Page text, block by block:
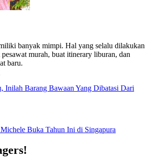
banyak mimpi. Hal yang selalu dilakukan
murah, buat itinerary liburan, dan
baru.
Inilah Barang Bawaan Yang Dibatasi Dari
Buka Tahun Ini di Singapura